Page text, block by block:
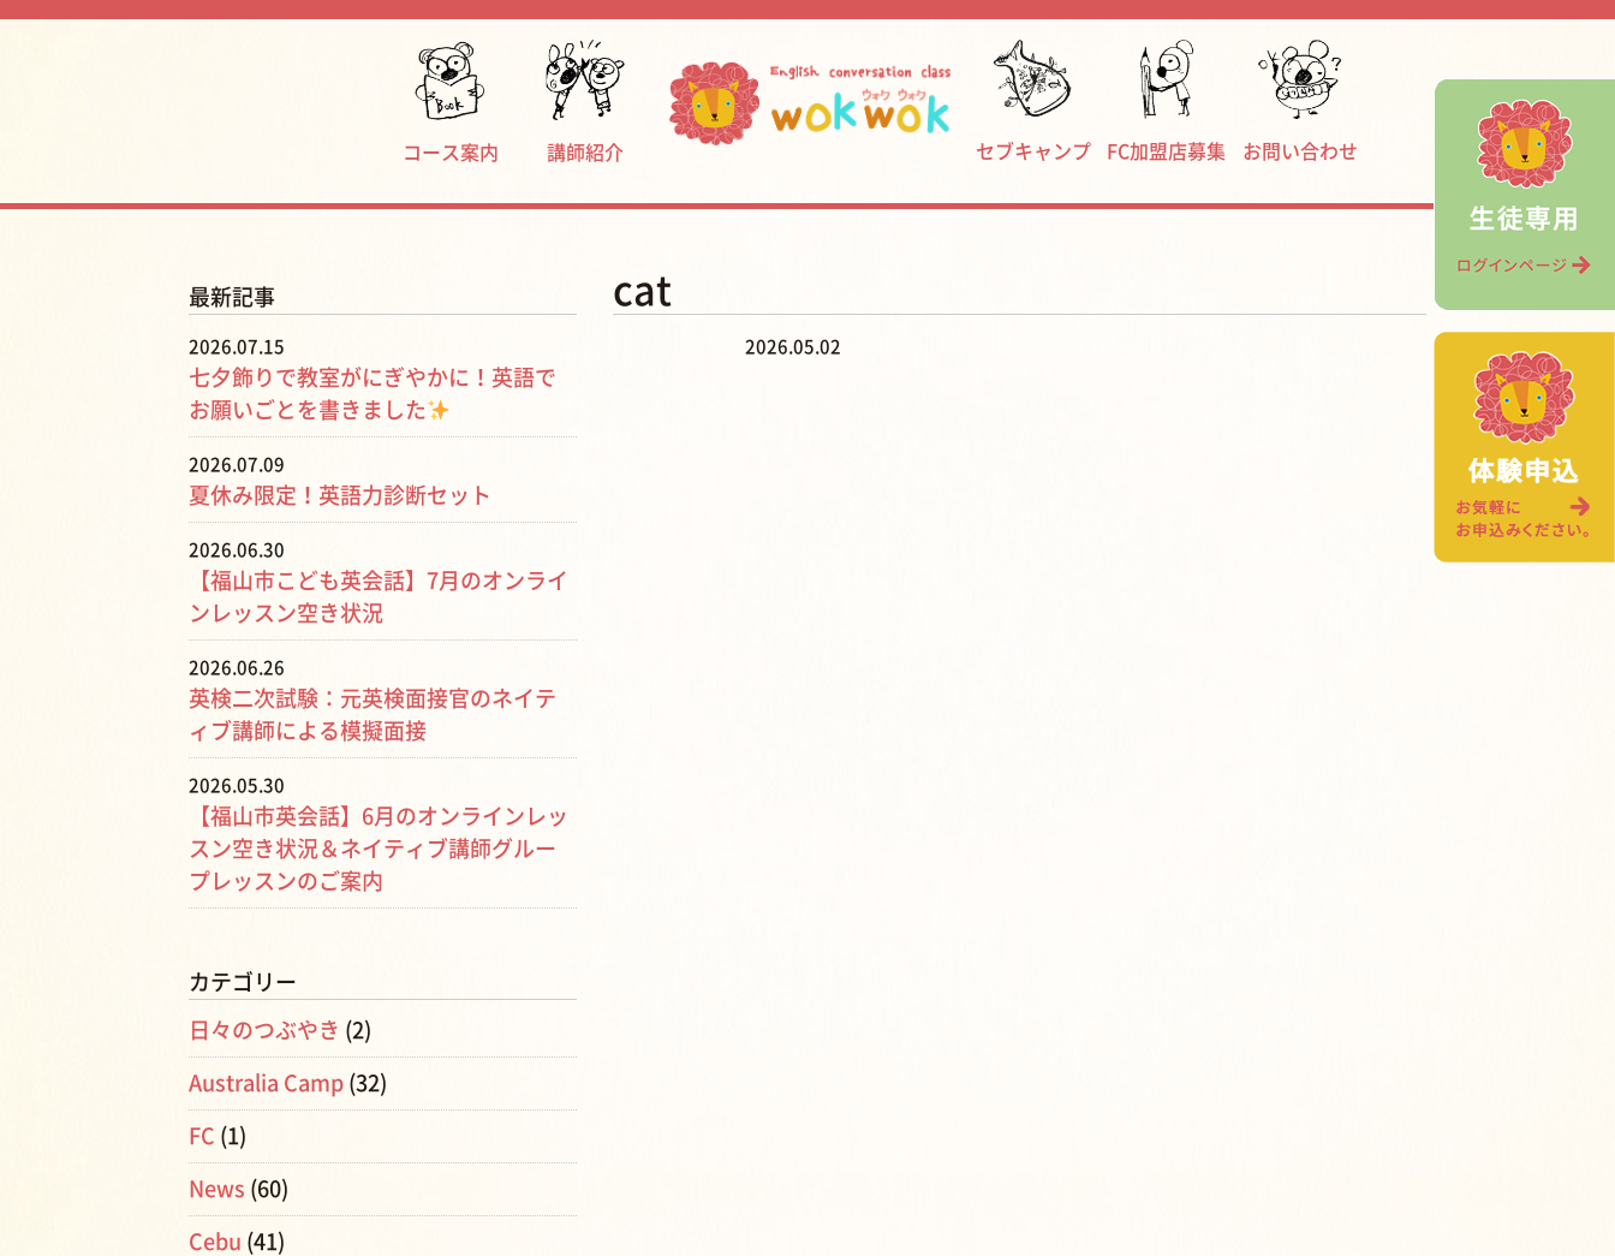
コース案内 講師紹介 セブキャンプ FC加盟店募集 お問い合わせ
cat
2026.05.02
最新記事
2026.07.15
七夕飾りで教室がにぎやかに！英語で
お願いごとを書きました
2026.07.09
夏休み限定！英語力診断セット
2026.06.30
【福山市こども英会話】7月のオンライ
ンレッスン空き状況
2026.06.26
英検二次試験：元英検面接官のネイテ
ィブ講師による模擬面接
2026.05.30
【福山市英会話】6月のオンラインレッ
スン空き状況＆ネイティブ講師グルー
プレッスンのご案内
カテゴリー
日々のつぶやき (2)
Australia Camp (32)
FC (1)
News (60)
Cebu (41)